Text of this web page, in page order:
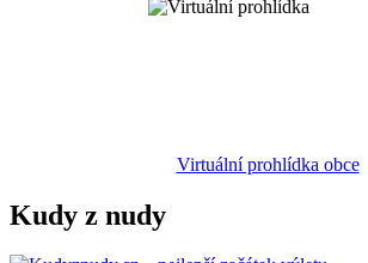
Virtuální prohlídka obce
Kudy z nudy